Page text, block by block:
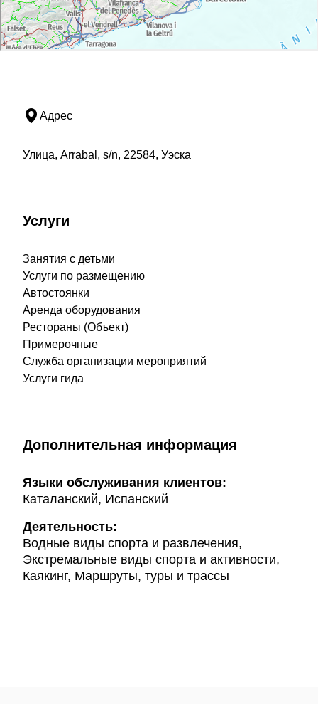
Адрес
Улица, Arrabal, s/n, 22584, Уэска
Услуги
Занятия с детьми
Услуги по размещению
Автостоянки
Аренда оборудования
Рестораны (Объект)
Примерочные
Служба организации мероприятий
Услуги гида
Дополнительная информация
Языки обслуживания клиентов:
Каталанский, Испанский
Деятельность:
Водные виды спорта и развлечения,
Экстремальные виды спорта и активности,
Каякинг, Маршруты, туры и трассы